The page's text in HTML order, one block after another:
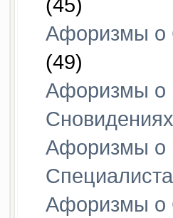
(45)
Афоризмы о
(49)
Афоризмы о
Сновидениях
Афоризмы о
Афоризмы о